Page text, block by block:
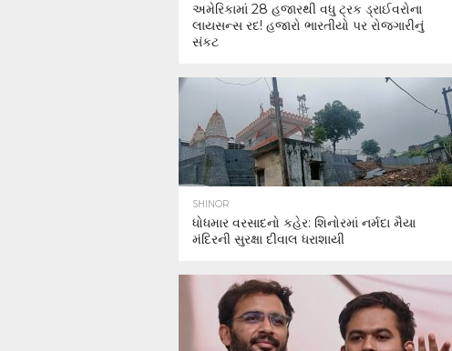
અમેરિકામાં 28 હજારથી વધુ ટ્રક ડ્રાઈવરોના
લાયસન્સ રદ! હજારો ભારતીયો પર રોજગારીનું
સંકટ
SHINOR
ધોધમાર વરસાદનો કહેર: શિનોરમાં નર્મદા મૈયા
મંદિરની સુરક્ષા દીવાલ ધરાશાયી